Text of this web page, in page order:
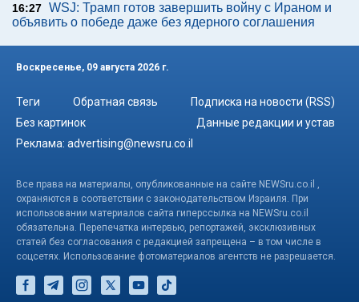
16:27 WSJ: Трамп готов завершить войну с Ираном и
объявить о победе даже без ядерного соглашения
Воскресенье, 09 августа 2026 г.
Теги Обратная связь
Подписка на новости (RSS)
Без картинок
Данные редакции и устав
Реклама: advertising@newsru.co.il
Все права на материалы, опубликованные на сайте NEWSru.co.il ,
охраняются в соответствии с законодательством Израиля. При
использовании материалов сайта гиперссылка на NEWSru.co.il
обязательна. Перепечатка интервью, репортажей, эксклюзивных
статей без согласования с редакцией запрещена – в том числе в
соцсетях. Использование фотоматериалов агентств не разрешается.